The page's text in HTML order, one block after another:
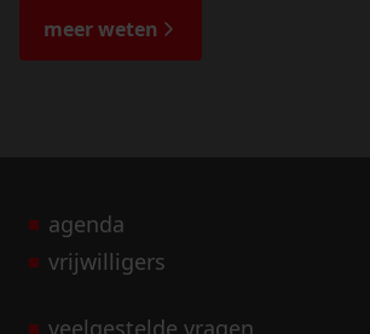
de bijzondere verhalen.
meer weten
agenda
vrijwilligers